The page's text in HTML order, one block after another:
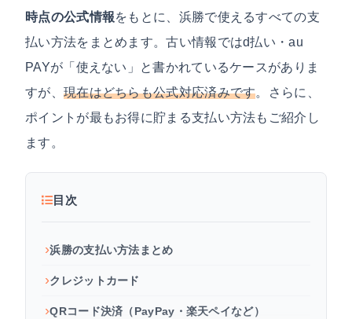
時点の公式情報をもとに、浜勝で使えるすべての支
払い方法をまとめます。古い情報ではd払い・au
PAYが「使えない」と書かれているケースがありま
すが、 現在はどちらも公式対応済みです。さらに、
ポイントが最もお得に貯まる支払い方法もご紹介し
ます。
目次
浜勝の支払い方法まとめ
クレジットカード
QRコード決済（PayPay・楽天ペイなど）